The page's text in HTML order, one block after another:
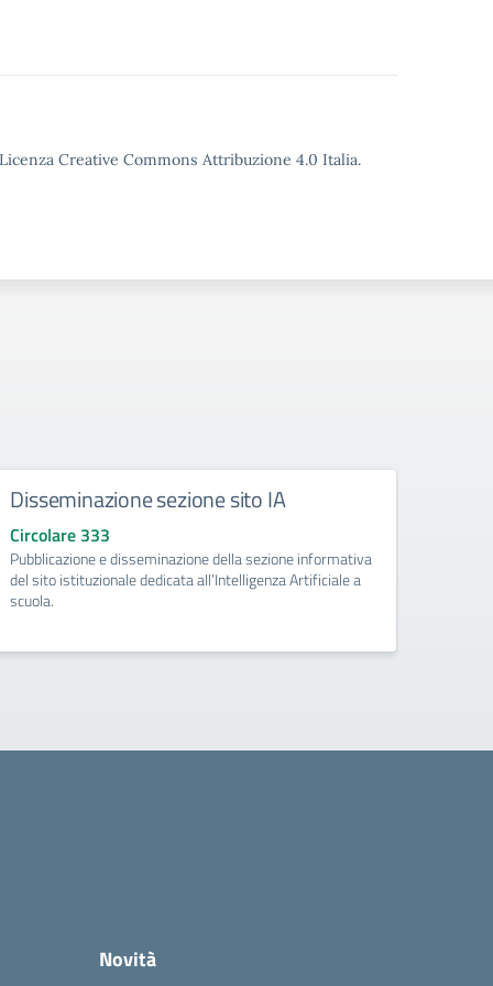
Creative Commons Attribuzione 4.0 Italia.
Disseminazione sezione sito IA
Circolare 333
Pubblicazione e disseminazione della sezione informativa
del sito istituzionale dedicata all’Intelligenza Artificiale a
scuola.
Novità